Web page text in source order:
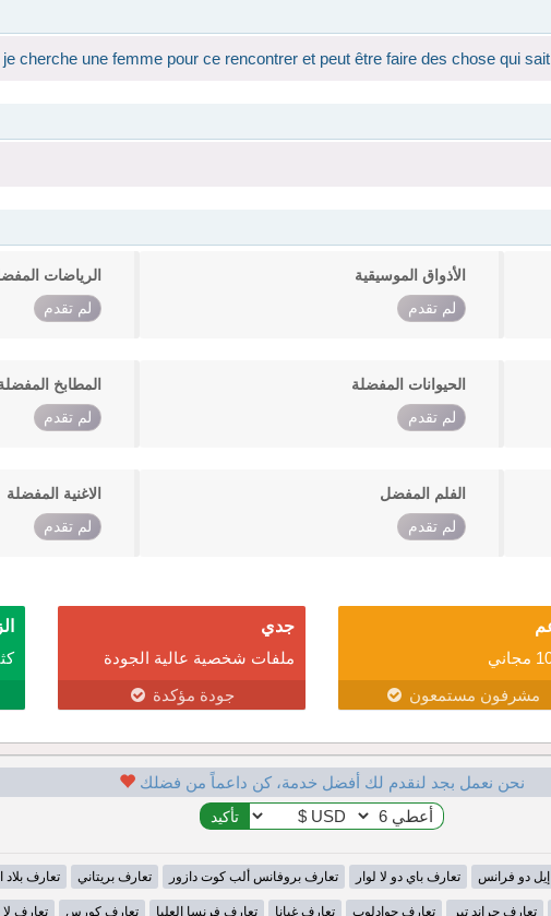
cherche une femme pour ce rencontrer et peut être faire des chose qui sait
الأذواق الموسيقية
لم تقدم
الرياضات
لم تقدم
الحيوانات المفضلة
لم تقدم
المطابخ
لم تقدم
الفلم المفضل
لم تقدم
الاغنية المفضلة
لم تقدم
مشرفون مستمعون
جدي
ملفات شخصية عالية الجودة
جودة مؤكدة
نحن نعمل بجد لنقدم لك أفضل خدمة، كن داعماً من فضلك
دو فرانس تعارف باي دو لا لوار تعارف بروفانس ألب كوت دازور تعارف بريتاني تعارف بلاد
تعارف جراند تير تعارف جوادلوب تعارف غيانا تعارف فرنسا العليا تعارف كورس تعارف لا